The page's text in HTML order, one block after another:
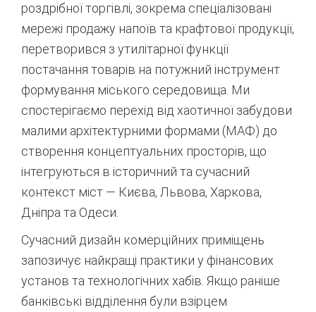
роздрібної торгівлі, зокрема спеціалізовані
мережі продажу напоїв та крафтової продукції,
перетворився з утилітарної функції
постачання товарів на потужний інструмент
формування міського середовища. Ми
спостерігаємо перехід від хаотичної забудови
малими архітектурними формами (МАФ) до
створення концептуальних просторів, що
інтегруються в історичний та сучасний
контекст міст — Києва, Львова, Харкова,
Дніпра та Одеси.
Сучасний дизайн комерційних приміщень
запозичує найкращі практики у фінансових
установ та технологічних хабів. Якщо раніше
банківські відділення були взірцем